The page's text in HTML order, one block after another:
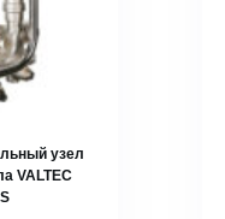
узел
VALTEC